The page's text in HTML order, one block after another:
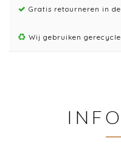
Gratis retourneren in
Wij gebruiken